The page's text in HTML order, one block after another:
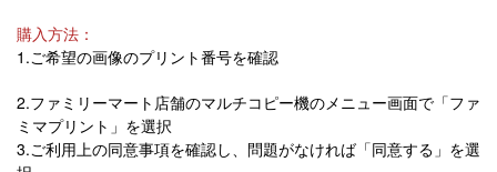
購入方法：
1.ご希望の画像のプリント番号を確認
2.ファミリーマート店舗のマルチコピー機のメニュー画面で「ファ
ミマプリント」を選択
3.ご利用上の同意事項を確認し、問題がなければ「同意する」を選